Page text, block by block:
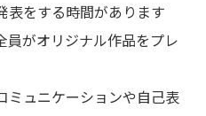
表をする時間があります
員がオリジナル作品をプレ
ミュニケーションや自己表